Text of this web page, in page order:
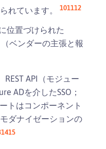
れています。 101112
位置づけられた
ベンダーの主張と報
REST API（モジュー
ADを介したSSO；
トはコンポーネント
ダナイゼーションの
1415